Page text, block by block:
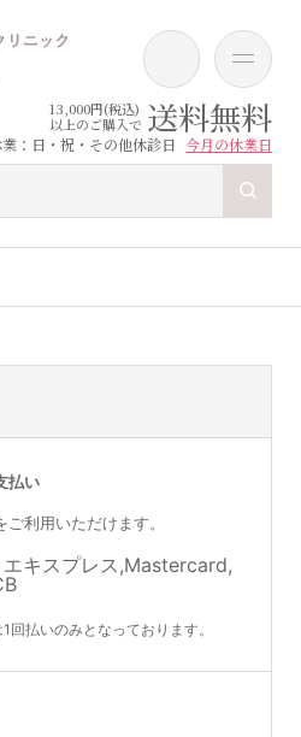
13,000円(税込)
以上のご購入で 送料無料
：日・祝・その他休診日 今月の休業日
払い
利用いただけます。
払いのみとなっております。